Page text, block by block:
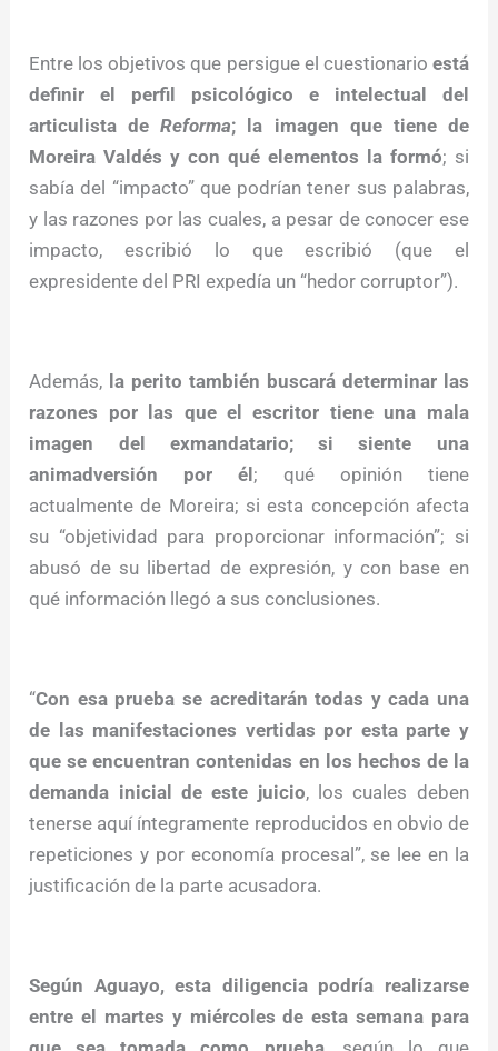
Entre los objetivos que persigue el cuestionario está
definir el perfil psicológico e intelectual del
articulista deReforma; la imagen que tiene de
Moreira Valdés y con qué elementos la formó; si
sabía del “impacto” que podrían tener sus palabras,
y las razones por las cuales, a pesar de conocer ese
impacto, escribió lo que escribió (que el
expresidente del PRI expedía un “hedor corruptor”).
Además, la perito también buscará determinar las
razones por las que el escritor tiene una mala
imagen del exmandatario; si siente una
animadversión por él ; qué opinión tiene
actualmente de Moreira; si esta concepción afecta
su “objetividad para proporcionar información”; si
abusó de su libertad de expresión, y con base en
qué información llegó a sus conclusiones.
“Con esa prueba se acreditarán todas y cada una
de las manifestaciones vertidas por esta parte y
que se encuentran contenidas en los hechos de la
demanda inicial de este juicio, los cuales deben
tenerse aquí íntegramente reproducidos en obvio de
repeticiones y por economía procesal”, se lee en la
justificación de la parte acusadora.
Según Aguayo, esta diligencia podría realizarse
entre el martes y miércoles de esta semana para